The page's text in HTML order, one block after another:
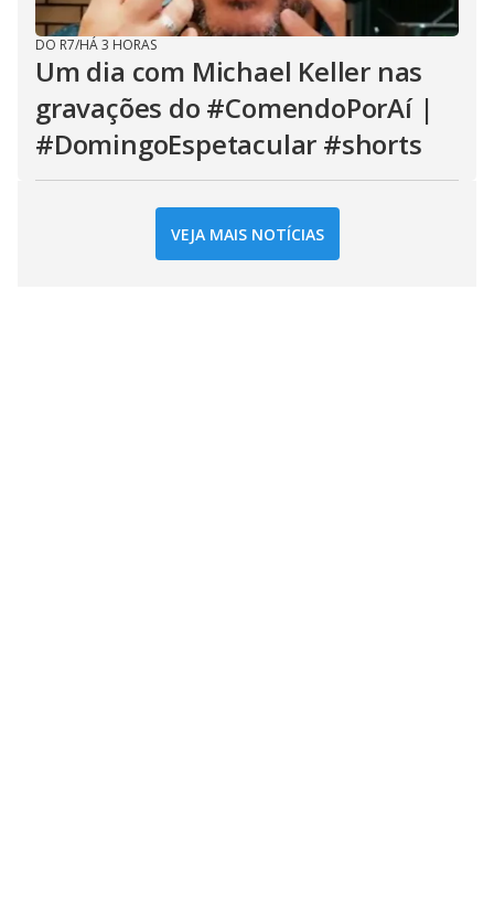
DO R7/HÁ 3 HORAS
Um dia com Michael Keller nas
gravações do #ComendoPorAí |
#DomingoEspetacular #shorts
VEJA MAIS NOTÍCIAS